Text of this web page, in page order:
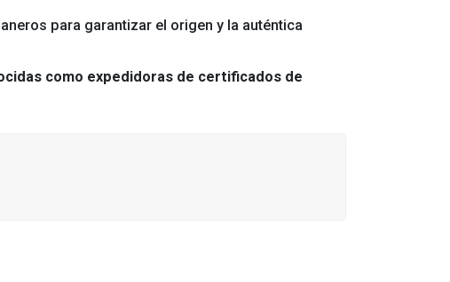
para garantizar el origen y la auténtica
como expedidoras de certificados de